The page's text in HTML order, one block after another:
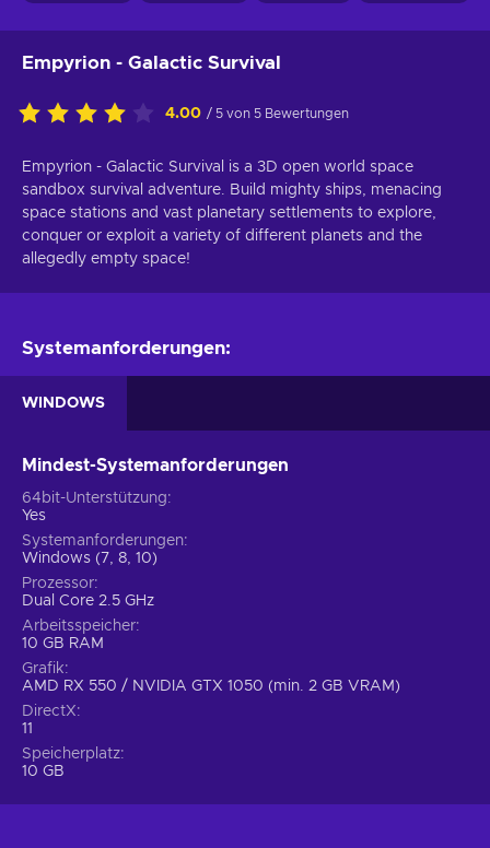
Empyrion - Galactic Survival
4.00 / 5 von 5 Bewertungen
Empyrion - Galactic Survival is a 3D open world space
sandbox survival adventure. Build mighty ships, menacing
space stations and vast planetary settlements to explore,
conquer or exploit a variety of different planets and the
allegedly empty space!
Systemanforderungen:
WINDOWS
Mindest-Systemanforderungen
64bit-Unterstützung
Yes
Systemanforderungen
Windows (7, 8, 10)
Prozessor
Dual Core 2.5 GHz
Arbeitsspeicher
10 GB RAM
Grafik
AMD RX 550 / NVIDIA GTX 1050 (min. 2 GB VRAM)
DirectX
11
Speicherplatz
10 GB